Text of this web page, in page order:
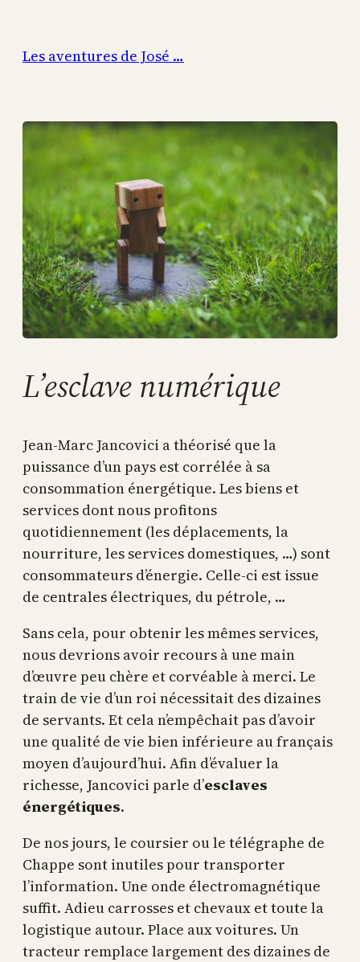
contenu
Les aventures de José …
L’esclave numérique
Jean-Marc Jancovici a théorisé que la
puissance d’un pays est corrélée à sa
consommation énergétique. Les biens et
services dont nous profitons
quotidiennement (les déplacements, la
nourriture, les services domestiques, …) sont
consommateurs d’énergie. Celle-ci est issue
de centrales électriques, du pétrole, …
Sans cela, pour obtenir les mêmes services,
nous devrions avoir recours à une main
d’œuvre peu chère et corvéable à merci. Le
train de vie d’un roi nécessitait des dizaines
de servants. Et cela n’empêchait pas d’avoir
une qualité de vie bien inférieure au français
moyen d’aujourd’hui. Afin d’évaluer la
richesse, Jancovici parle d’esclaves
énergétiques.
De nos jours, le coursier ou le télégraphe de
Chappe sont inutiles pour transporter
l’information. Une onde électromagnétique
suffit. Adieu carrosses et chevaux et toute la
logistique autour. Place aux voitures. Un
tracteur remplace largement des dizaines de